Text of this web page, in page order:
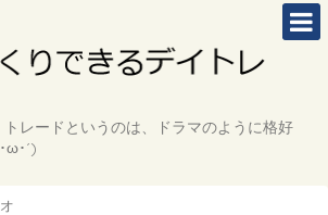
レードというのは、ドラマのように格好
ω･´)